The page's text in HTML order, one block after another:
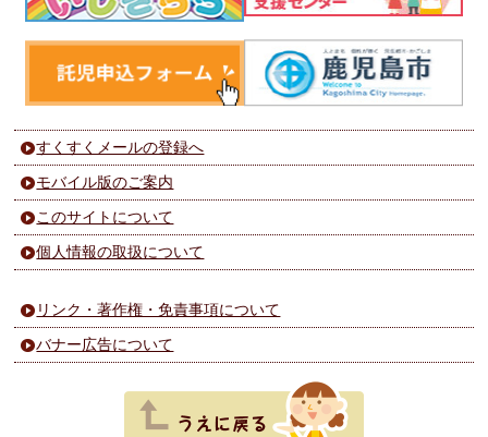
すくすくメールの登録へ
モバイル版のご案内
このサイトについて
個人情報の取扱について
リンク・著作権・免責事項について
バナー広告について